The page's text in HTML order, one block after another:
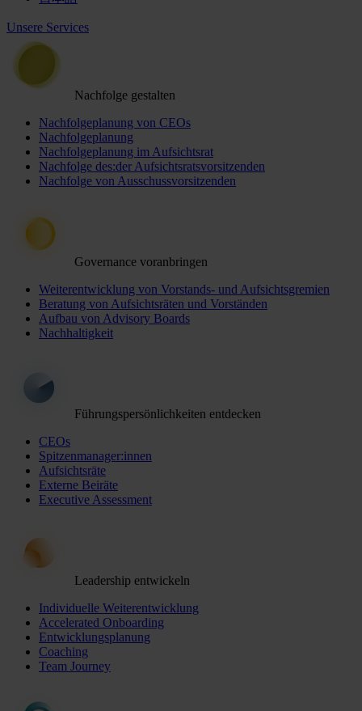
Unsere Services
Nachfolge gestalten
Nachfolgeplanung von CEOs
Nachfolgeplanung
Nachfolgeplanung im Aufsichtsrat
Nachfolge des:der Aufsichtsratsvorsitzenden
Nachfolge von Ausschussvorsitzenden
Governance voranbringen
Weiterentwicklung von Vorstands- und Aufsichtsgremien
Beratung von Aufsichtsräten und Vorständen
Aufbau von Advisory Boards
Nachhaltigkeit
Führungspersönlichkeiten entdecken
CEOs
Spitzenmanager:innen
Aufsichtsräte
Externe Beiräte
Executive Assessment
Leadership entwickeln
Individuelle Weiterentwicklung
Accelerated Onboarding
Entwicklungsplanung
Coaching
Team Journey